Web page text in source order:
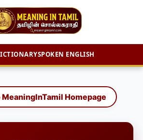
SPOKEN ENGLISH
MeaningInTamil Homepage